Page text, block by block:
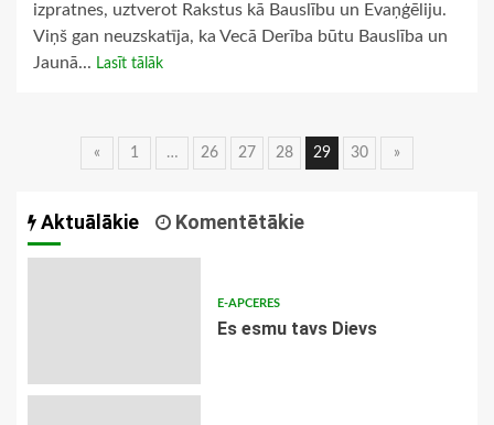
izpratnes, uztverot Rakstus kā Bauslību un Evaņģēliju.
Viņš gan neuzskatīja, ka Vecā Derība būtu Bauslība un
Jaunā... Lasīt tālāk
Ziņu
« 1 … 26 27 28 29 30 »
Aktuālākie Komentētākie
E-APCERES
Es esmu tavs Dievs